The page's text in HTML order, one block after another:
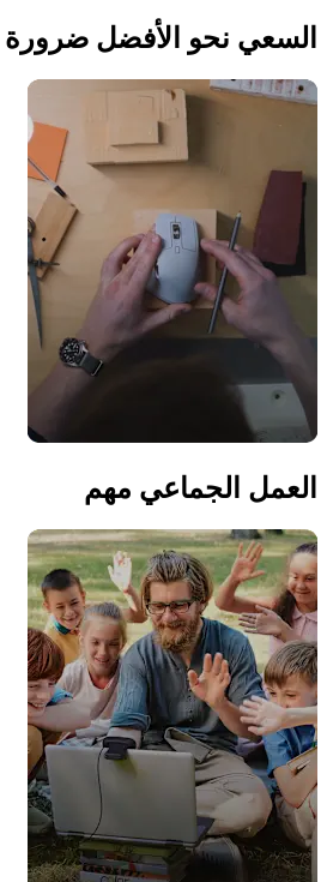
السعي نحو الأفضل ضرورة
العمل الجماعي مهم